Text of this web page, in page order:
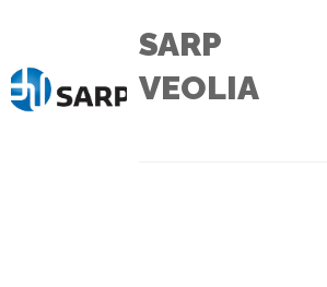
SARP
VEOLIA